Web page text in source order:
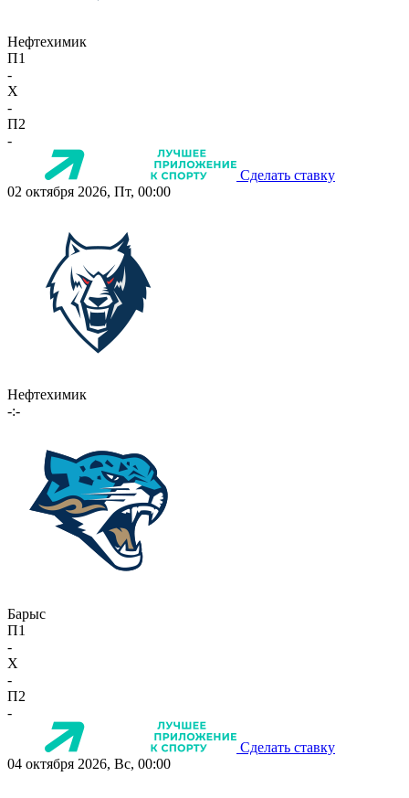
Нефтехимик
П1
-
X
-
П2
-
Сделать ставку
02 октября 2026, Пт, 00:00
Нефтехимик
-:-
Барыс
П1
-
X
-
П2
-
Сделать ставку
04 октября 2026, Вс, 00:00